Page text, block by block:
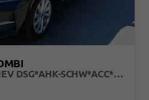
SELECTION 1.5 TSI MHEV DSG*AHK-SCHW*ACC*PDC*LED*SHZ*SMARTLINK*KLIMA